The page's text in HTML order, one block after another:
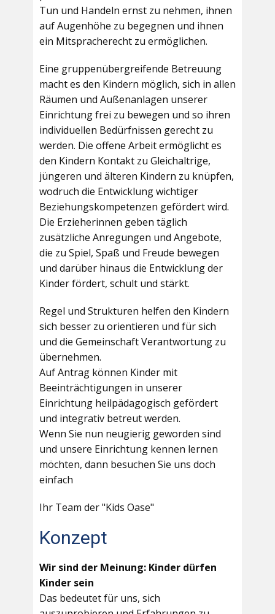
Tun und Handeln ernst zu nehmen, ihnen
auf Augenhöhe zu begegnen und ihnen
ein Mitspracherecht zu ermöglichen.
Eine gruppenübergreifende Betreuung
macht es den Kindern möglich, sich in allen
Räumen und Außenanlagen unserer
Einrichtung frei zu bewegen und so ihren
individuellen Bedürfnissen gerecht zu
werden. Die offene Arbeit ermöglicht es
den Kindern Kontakt zu Gleichaltrige,
jüngeren und älteren Kindern zu knüpfen,
wodruch die Entwicklung wichtiger
Beziehungskompetenzen gefördert wird.
Die Erzieherinnen geben täglich
zusätzliche Anregungen und Angebote,
die zu Spiel, Spaß und Freude bewegen
und darüber hinaus die Entwicklung der
Kinder fördert, schult und stärkt.
Regel und Strukturen helfen den Kindern
sich besser zu orientieren und für sich
und die Gemeinschaft Verantwortung zu
übernehmen.
Auf Antrag können Kinder mit
Beeinträchtigungen in unserer
Einrichtung heilpädagogisch gefördert
und integrativ betreut werden.
Wenn Sie nun neugierig geworden sind
und unsere Einrichtung kennen lernen
möchten, dann besuchen Sie uns doch
einfach
Ihr Team der "Kids Oase"
Konzept
Wir sind der Meinung: Kinder dürfen
Kinder sein
Das bedeutet für uns, sich